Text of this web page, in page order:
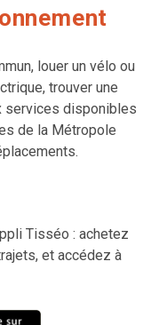
louer un vélo ou
trouver une
services disponibles
de la Métropole
Tisséo : achetez
et accédez à